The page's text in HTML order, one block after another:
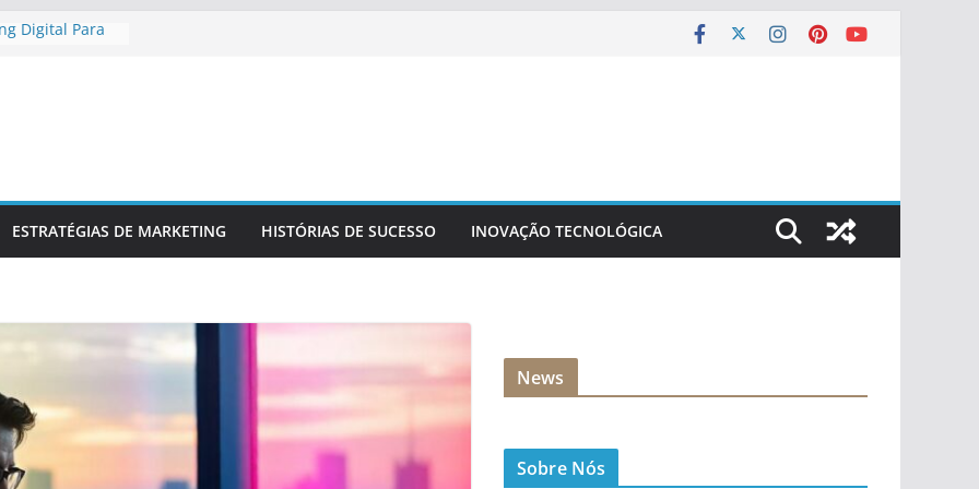
Digital Para
Presença
Sua Marca
ESTRATÉGIAS DE MARKETING HISTÓRIAS DE SUCESSO INOVAÇÃO TECNOLÓGICA
News
Sobre Nós